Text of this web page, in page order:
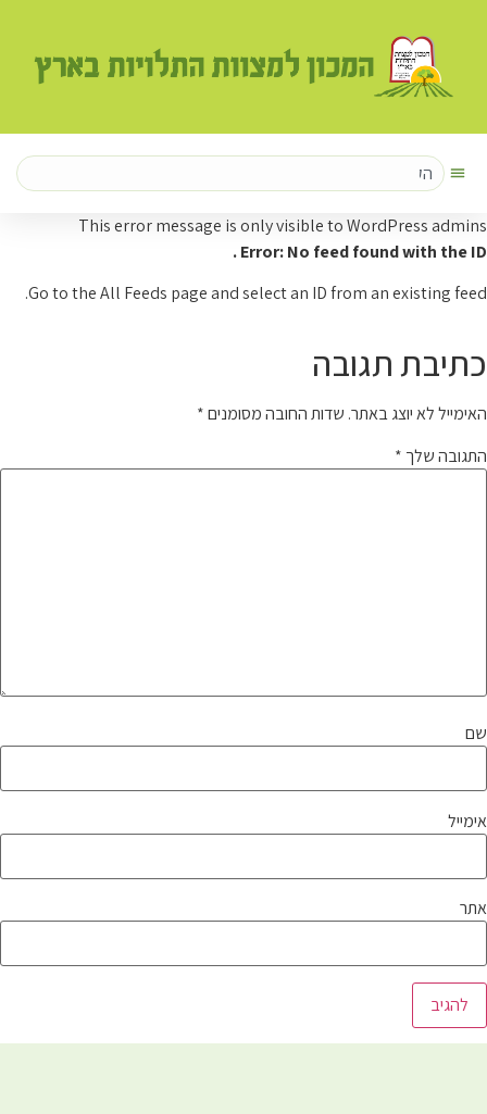
This error message is only visible to WordPress admins
Error: No feed found with the ID .
Go to the All Feeds page and select an ID from an existing feed.
כתיבת תגובה
האימייל לא יוצג באתר. שדות החובה מסומנים*
התגובה שלך *
שם
אימייל
אתר